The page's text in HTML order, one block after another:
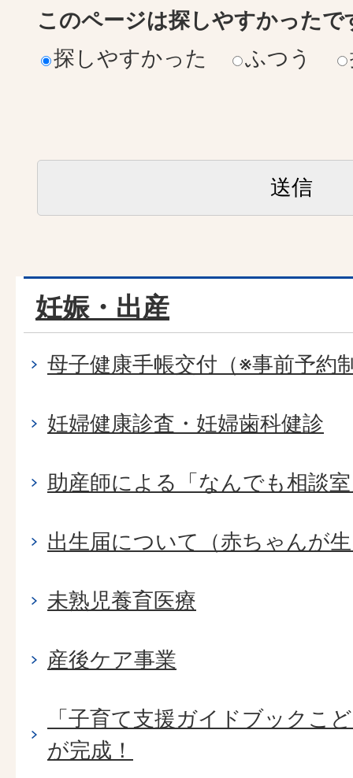
このページは探しやすかったで
探しやすかった
ふつう
妊娠・出産
母子健康手帳交付（※事前予約
妊婦健康診査・妊婦歯科健診
助産師による「なんでも相談
出生届について（赤ちゃんが
未熟児養育医療
産後ケア事業
「子育て支援ガイドブックこ
が完成！